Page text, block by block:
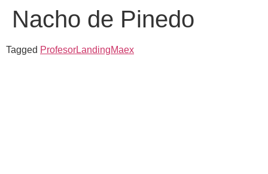
Nacho de Pinedo
Tagged ProfesorLandingMaex